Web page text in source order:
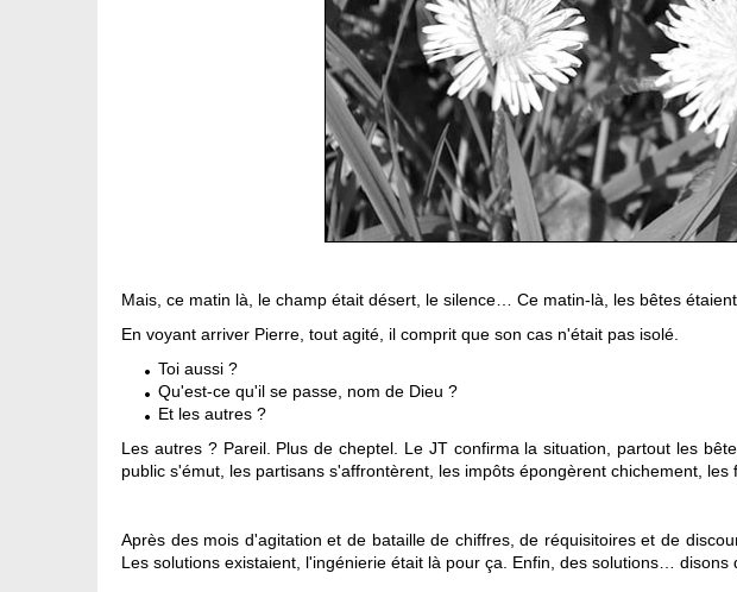
Mais, ce matin là, le champ était désert, le silence… Ce matin-là, les bêtes
En voyant arriver Pierre, tout agité, il comprit que son cas n'était pas isolé.
Toi aussi ?
Qu'est-ce qu'il se passe, nom de Dieu ?
Et les autres ?
Les autres ? Pareil. Plus de cheptel. Le JT confirma la situation, partout les
public s'émut, les partisans s'affrontèrent, les impôts épongèrent chichement,
Après des mois d'agitation et de bataille de chiffres, de réquisitoires et de
Les solutions existaient, l'ingénierie était là pour ça. Enfin, des solutions…